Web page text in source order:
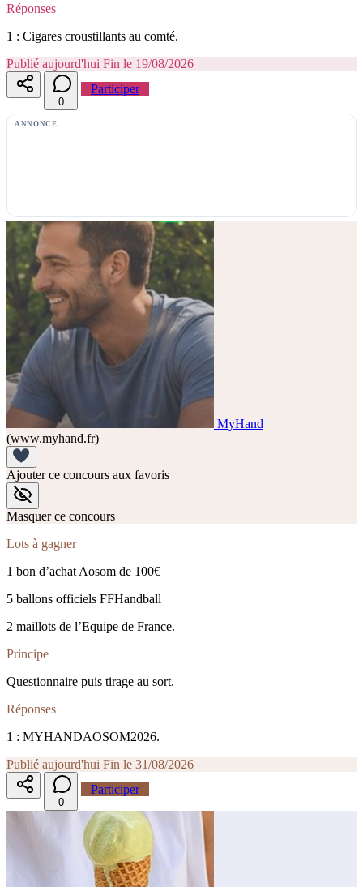
Réponses
1 : Cigares croustillants au comté.
Publié aujourd'hui Fin le 19/08/2026
0
Participer
ANNONCE
MyHand
(www.myhand.fr)
Ajouter ce concours aux favoris
Masquer ce concours
Lots à gagner
1 bon d’achat Aosom de 100€
5 ballons officiels FFHandball
2 maillots de l’Equipe de France.
Principe
Questionnaire puis tirage au sort.
Réponses
1 : MYHANDAOSOM2026.
Publié aujourd'hui Fin le 31/08/2026
0
Participer